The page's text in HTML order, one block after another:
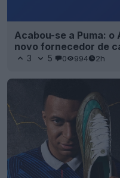
Acabou-se a Puma: o
novo fornecedor de
3 5 0 994 2h